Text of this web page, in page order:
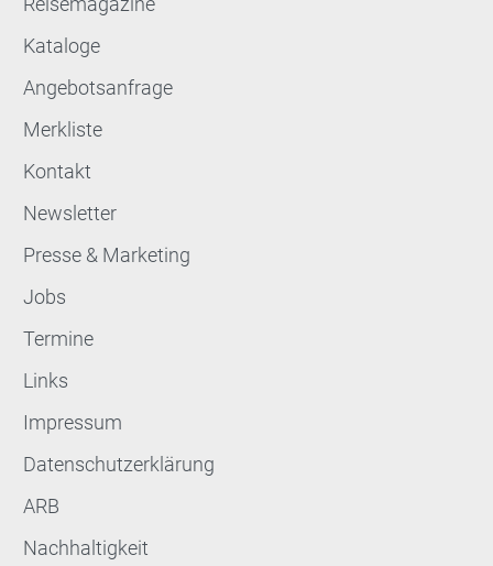
Kataloge
Angebotsanfrage
Merkliste
Kontakt
Newsletter
Presse & Marketing
Jobs
Termine
Links
Impressum
Datenschutzerklärung
ARB
Nachhaltigkeit